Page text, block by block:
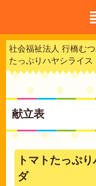
社会福祉法人 行橋む
たっぷりハヤシライ
献立表
トマトたっぷ
ダ